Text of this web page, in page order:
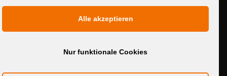
MEDIADATEN
Alle akzeptieren
Nur funktionale Cookies